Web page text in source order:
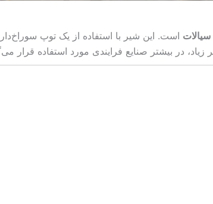
است. این شیر با استفاده از یک توپ
در بیشتر صنایع فرایندی مورد استفاده قرار